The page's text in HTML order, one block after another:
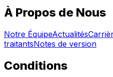
À Propos de Nous
Notre ÉquipeActualités
traitantsNotes de version
Conditions